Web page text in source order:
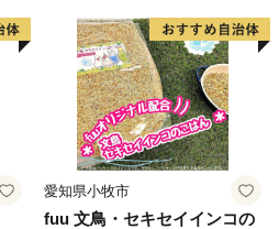
愛知県小牧市
fuu 文鳥・セキセイインコの